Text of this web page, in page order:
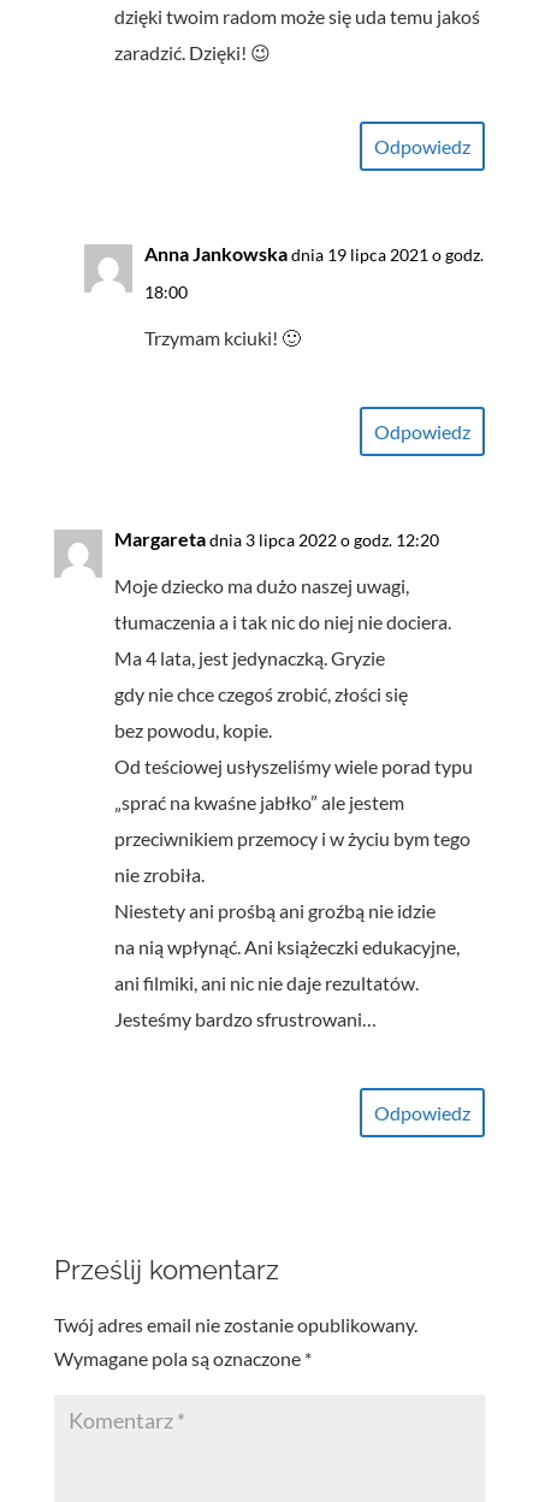
dzięki twoim radom może się uda temu jakoś
zaradzić. Dzięki! 😉
Odpowiedz
Anna Jankowskadnia 19 lipca 2021 o godz.
18:00
Trzymam kciuki! 🙂
Odpowiedz
Margaretadnia 3 lipca 2022 o godz. 12:20
Moje dziecko ma dużo naszej uwagi,
tłumaczenia a i tak nic do niej nie dociera.
Ma 4 lata, jest jedynaczką. Gryzie
gdy nie chce czegoś zrobić, złości się
bez powodu, kopie.
Od teściowej usłyszeliśmy wiele porad typu
„sprać na kwaśne jabłko” ale jestem
przeciwnikiem przemocy i w życiu bym tego
nie zrobiła.
Niestety ani prośbą ani groźbą nie idzie
na nią wpłynąć. Ani książeczki edukacyjne,
ani filmiki, ani nic nie daje rezultatów.
Jesteśmy bardzo sfrustrowani…
Odpowiedz
Prześlij komentarz
Twój adres email nie zostanie opublikowany.
Wymagane pola są oznaczone *